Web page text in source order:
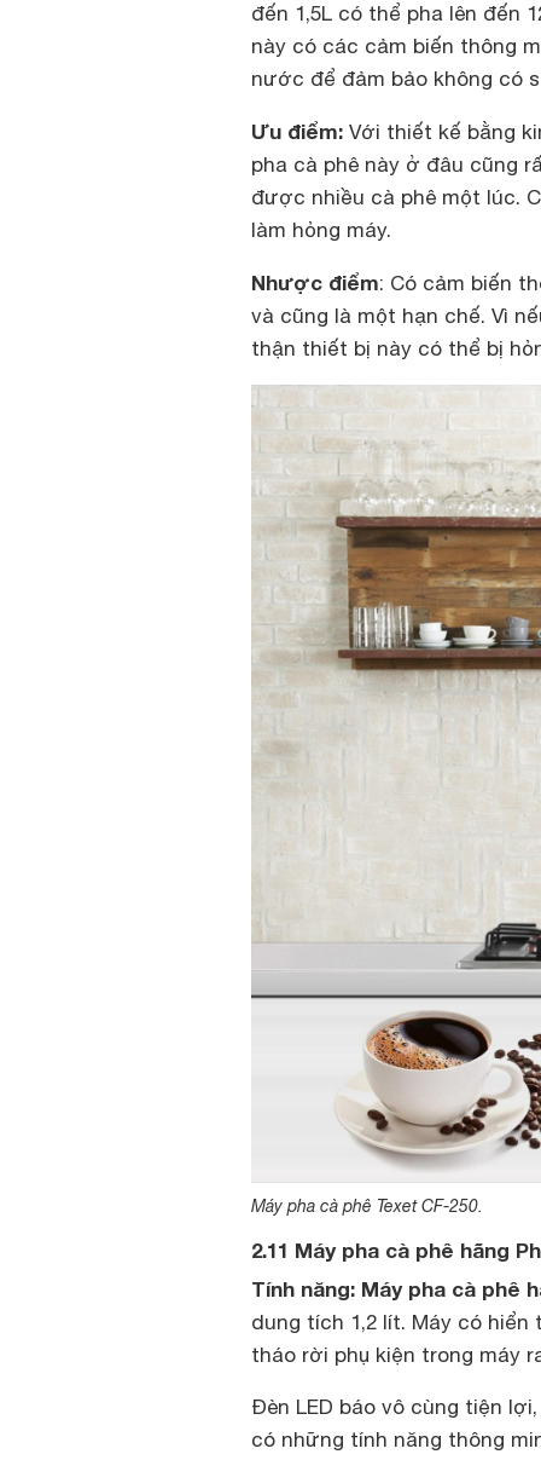
đến 1,5L có thể pha lên đến
này có các cảm biến thông
nước để đảm bảo không có
Ưu điểm: Với thiết kế bằng
pha cà phê này ở đâu cũng
được nhiều cà phê một lúc.
làm hỏng máy.
Nhược điểm: Có cảm biến
và cũng là một hạn chế. Vì
thận thiết bị này có thể bị
Máy pha cà phê Texet CF-250.
2.11 Máy pha cà phê hãng
Tính năng: Máy pha cà phê
dung tích 1,2 lít. Máy có
tháo rời phụ kiện trong máy
Đèn LED báo vô cùng tiện
có những tính năng thông